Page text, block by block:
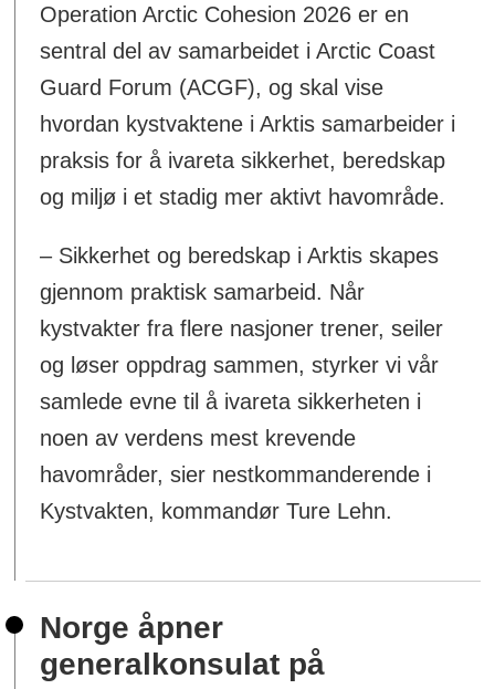
Operation Arctic Cohesion 2026 er en
sentral del av samarbeidet i Arctic Coast
Guard Forum (ACGF), og skal vise
hvordan kystvaktene i Arktis samarbeider i
praksis for å ivareta sikkerhet, beredskap
og miljø i et stadig mer aktivt havområde.
– Sikkerhet og beredskap i Arktis skapes
gjennom praktisk samarbeid. Når
kystvakter fra flere nasjoner trener, seiler
og løser oppdrag sammen, styrker vi vår
samlede evne til å ivareta sikkerheten i
noen av verdens mest krevende
havområder, sier nestkommanderende i
Kystvakten, kommandør Ture Lehn.
Norge åpner
generalkonsulat på